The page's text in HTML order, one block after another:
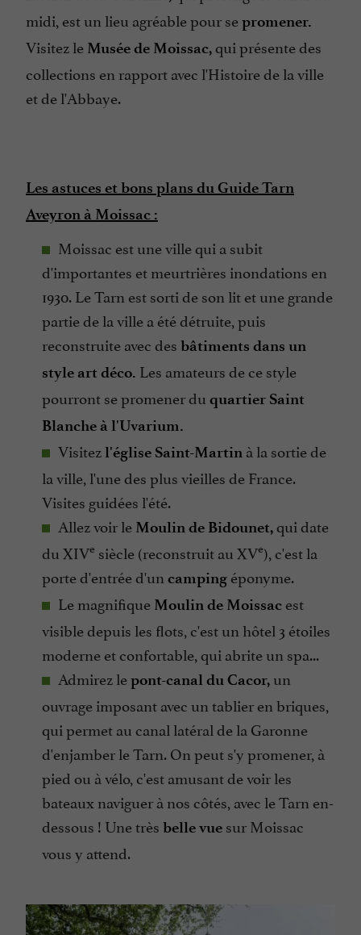
midi, est un lieu agréable pour sepromener.
Visitez le Musée de Moissac,qui présente des
collections en rapport avec l'Histoire de la ville
et de l'Abbaye.
Les astuces et bons plans du Guide Tarn
Aveyron à Moissac :
Moissac est une ville qui a subit
d'importantes et meurtrières inondations en
1930. Le Tarn est sorti de son lit et une grande
partie de la ville a été détruite, puis
reconstruite avec des bâtiments dans un
style art déco. Les amateurs de ce style
pourront se promener du quartier Saint
Blanche à l'Uvarium.
Visitezl'église Saint-Martin à la sortie de
la ville, l'une des plus vieilles de France.
Visites guidées l'été.
Allez voir le Moulin de Bidounet,qui date
du XIVe siècle (reconstruit au XVe), c'est la
porte d'entrée d'un camping éponyme.
Le magnifique Moulin de Moissac est
visible depuis les flots, c'est un hôtel 3 étoiles
moderne et confortable, qui abrite un spa...
Admirez lepont-canal du Cacor, un
ouvrage imposant avec un tablier en briques,
qui permet au canal latéral de la Garonne
d'enjamber le Tarn. On peut s'y promener, à
pied ou à vélo, c'est amusant de voir les
bateaux naviguer à nos côtés, avec le Tarn en-
dessous ! Une très belle vue sur Moissac
vous y attend.